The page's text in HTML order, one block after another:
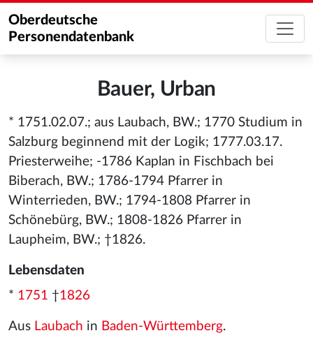
Oberdeutsche
Personendatenbank
Bauer, Urban
* 1751.02.07.; aus Laubach, BW.; 1770 Studium in
Salzburg beginnend mit der Logik; 1777.03.17.
Priesterweihe; -1786 Kaplan in Fischbach bei
Biberach, BW.; 1786-1794 Pfarrer in
Winterrieden, BW.; 1794-1808 Pfarrer in
Schönebürg, BW.; 1808-1826 Pfarrer in
Laupheim, BW.; †1826.
Lebensdaten
* 1751 †1826
Aus Laubach in Baden-Württemberg.